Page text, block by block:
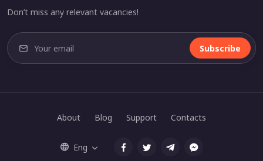
Don’t miss any relevant vacancies!
Subscribe
About Blog Support Contacts
Eng